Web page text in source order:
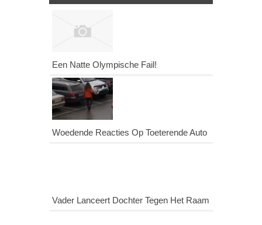
Een Natte Olympische Fail!
Woedende Reacties Op Toeterende Auto
Vader Lanceert Dochter Tegen Het Raam